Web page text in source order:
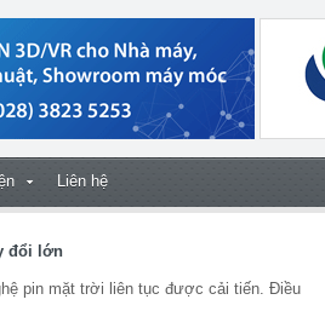
Liên hệ
đổi lớn
pin mặt trời liên tục được cải tiến. Điều